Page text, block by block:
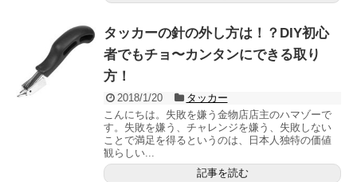
タッカーの針の外し方は！？DIY初心
者でもチョ〜カンタンにできる取り
方！
2018/1/20
タッカー
こんにちは。失敗を嫌う金物店店主のハマゾーで
す。失敗を嫌う、チャレンジを嫌う、失敗しない
ことで満足を得るというのは、日本人独特の価値
観らしい...
記事を読む